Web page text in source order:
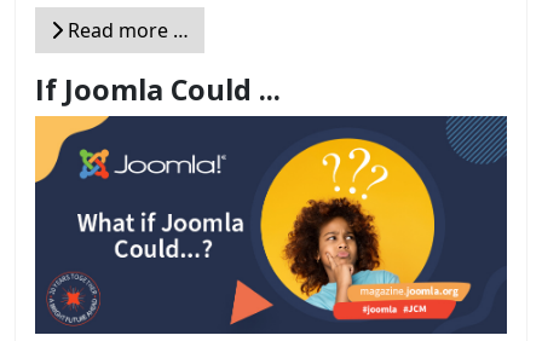
Read more …
If Joomla Could ...